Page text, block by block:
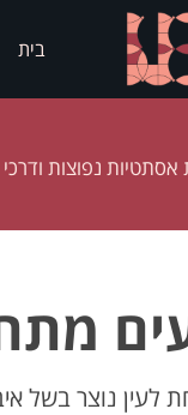
בית
אסתטיות נפוצות
נוצר בשל